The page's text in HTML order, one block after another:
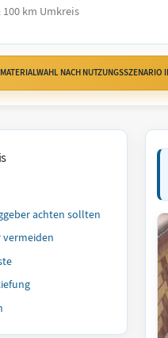
km Umkreis
NACH NUTZUNGSSZENARIO
achten sollten
vermeiden